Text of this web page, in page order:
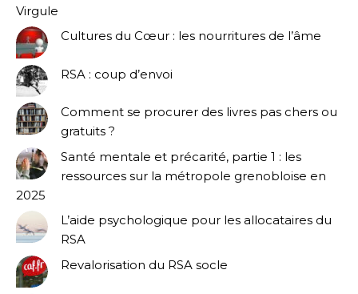
Virgule
Cultures du Cœur : les nourritures de l’âme
RSA : coup d’envoi
Comment se procurer des livres pas chers ou
gratuits ?
Santé mentale et précarité, partie 1 : les
ressources sur la métropole grenobloise en
2025
L’aide psychologique pour les allocataires du
RSA
Revalorisation du RSA socle